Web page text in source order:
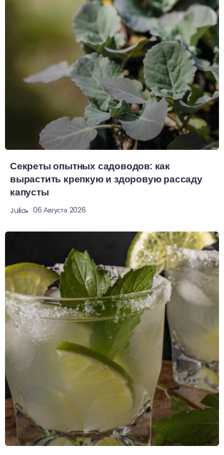
Секреты опытных садоводов: как
вырастить крепкую и здоровую рассаду
капусты
Julia 06 Августа 2026